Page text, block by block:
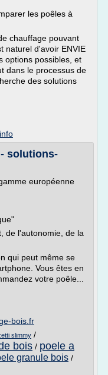
les poêles à
chauffage pouvant
naturel d'avoir ENVIE
options possibles, et
dans le processus de
des solutions
solutions-
européenne
de l'autonomie, de la
qui peut même se
Vous êtes en
votre poêle...
bois.fr
slimmy /
bois / poele a
granule bois /